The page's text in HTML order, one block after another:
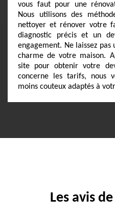
vous faut pour une
Nous utilisons des
nettoyer et rénover votre
diagnostic précis et un
engagement. Ne laissez
charme de votre maison.
site pour obtenir votre
concerne les tarifs, nous
moins couteux adaptés à
Les avis